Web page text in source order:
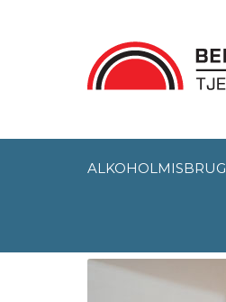
ALKOHOLMISBRUG